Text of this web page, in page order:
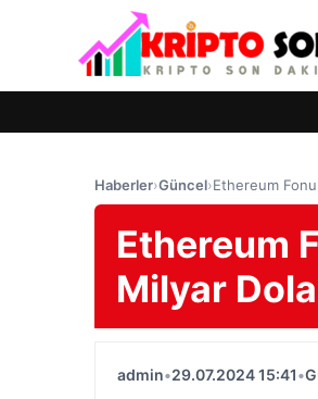
Haberler›Güncel›Ethereum
Ethereum
Milyar
admin•29.07.2024 15:41•